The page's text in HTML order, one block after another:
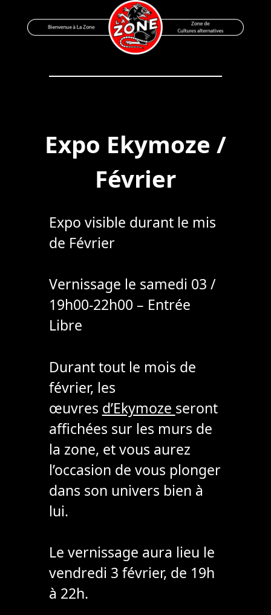
to
Bienvenue à La Zone
Zone de Cultures Alternatives
Expo Ekymoze /
Février
Expo visible durant le mis
de Février
Vernissage le samedi 03 /
19h00-22h00 – Entrée
Libre
Durant tout le mois de
février, les
œuvres d’Ekymoze seront
affichées sur les murs de
la zone, et vous aurez
l’occasion de vous plonger
dans son univers bien à
lui.
Le vernissage aura lieu le
vendredi 3 février, de 19h
à 22h.